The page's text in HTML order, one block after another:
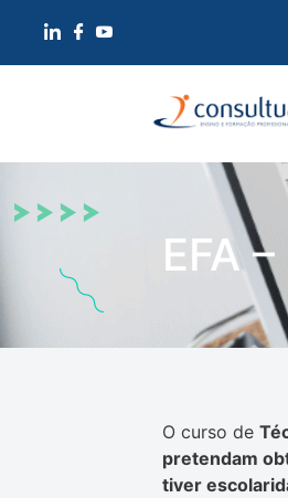
EFA
O curso de
pretendam
tiver